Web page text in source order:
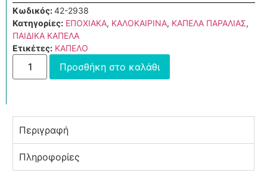
Κωδικός:42-2938
Κατηγορίες: ΕΠΟΧΙΑΚΑ, ΚΑΛΟΚΑΙΡΙΝΑ, ΚΑΠΕΛΑ ΠΑΡΑΛΙΑΣ,
ΠΑΙΔΙΚΑ ΚΑΠΕΛΑ
Ετικέτες: ΚΑΠΕΛΟ
Προσθήκη στο καλάθι
Περιγραφή
Πληροφορίες